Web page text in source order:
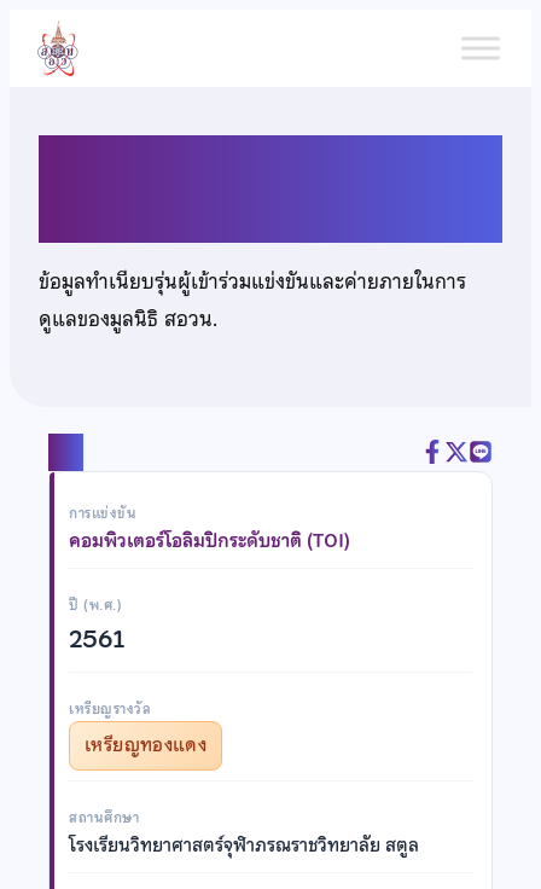
เนื้อหา
ข้อมูลทำเนียบรุ่นผู้เข้าร่วมแข่งขันและค่ายภายในการ
ดูแลของมูลนิธิ สอวน.
การแข่งขัน
คอมพิวเตอร์โอลิมปิกระดับชาติ (TOI)
ปี (พ.ศ.)
2561
เหรียญรางวัล
เหรียญทองแดง
สถานศึกษา
โรงเรียนวิทยาศาสตร์จุฬาภรณราชวิทยาลัย สตูล